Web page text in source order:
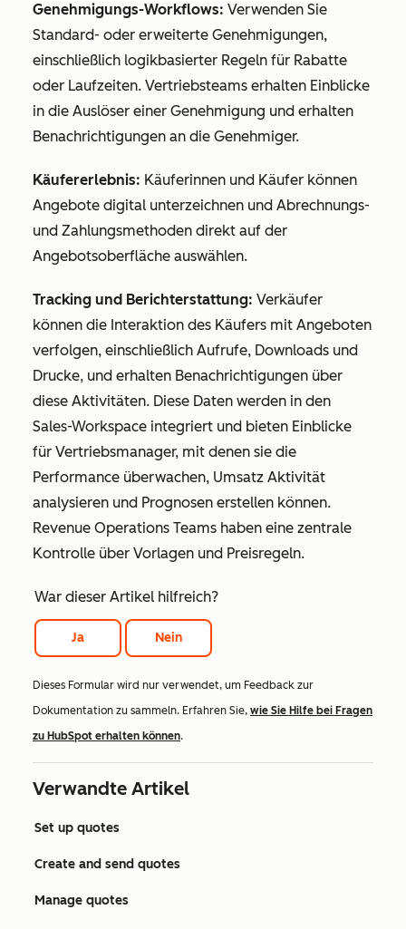
Genehmigungs-Workflows: Verwenden Sie
Standard- oder erweiterte Genehmigungen,
einschließlich logikbasierter Regeln für Rabatte
oder Laufzeiten. Vertriebsteams erhalten Einblicke
in die Auslöser einer Genehmigung und erhalten
Benachrichtigungen an die Genehmiger.
Käufererlebnis: Käuferinnen und Käufer können
Angebote digital unterzeichnen und Abrechnungs-
und Zahlungsmethoden direkt auf der
Angebotsoberfläche auswählen.
Tracking und Berichterstattung: Verkäufer
können die Interaktion des Käufers mit Angeboten
verfolgen, einschließlich Aufrufe, Downloads und
Drucke, und erhalten Benachrichtigungen über
diese Aktivitäten. Diese Daten werden in den
Sales-Workspace integriert und bieten Einblicke
für Vertriebsmanager, mit denen sie die
Performance überwachen, Umsatz Aktivität
analysieren und Prognosen erstellen können.
Revenue Operations Teams haben eine zentrale
Kontrolle über Vorlagen und Preisregeln.
War dieser Artikel hilfreich?
Ja Nein
Dieses Formular wird nur verwendet, um Feedback zur
Dokumentation zu sammeln. Erfahren Sie, wie Sie Hilfe bei Fragen
zu HubSpot erhalten können.
Verwandte Artikel
Set up quotes
Create and send quotes
Manage quotes